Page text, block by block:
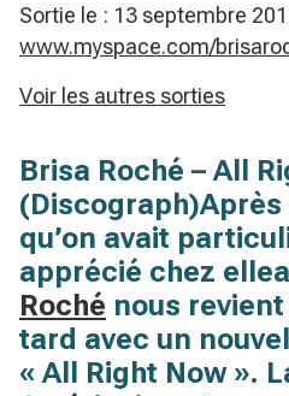
Sortie le : 13 septembre
www.myspace.com/
Voir les autres sorties
Brisa Roché – All
(Discograph)Après
qu’on avait
apprécié chez
Roché nous
tard avec un
« All Right Now ».